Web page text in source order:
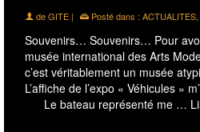
deGITE | Posté dans : ACTUALITES,
Souvenirs… Souvenirs… Pour
musée international des Arts
c’est véritablement un musée
L’affiche de l’expo « Véhicules »
Le bateau représenté me …